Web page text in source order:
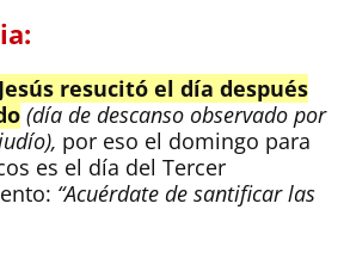
resucitó el día después
(día de descanso observado por
por eso el domingo para
es el día del Tercer
“Acuérdate de santificar las